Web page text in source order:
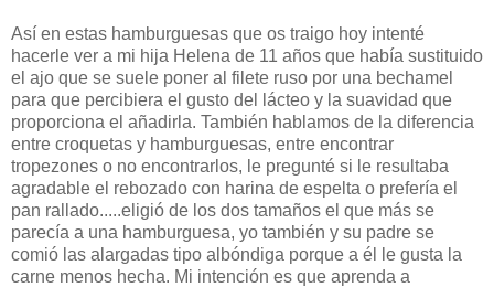
Así en estas hamburguesas que os traigo hoy intenté
hacerle ver a mi hija Helena de 11 años que había sustituido
el ajo que se suele poner al filete ruso por una bechamel
para que percibiera el gusto del lácteo y la suavidad que
proporciona el añadirla. También hablamos de la diferencia
entre croquetas y hamburguesas, entre encontrar
tropezones o no encontrarlos, le pregunté si le resultaba
agradable el rebozado con harina de espelta o prefería el
pan rallado.....eligió de los dos tamaños el que más se
parecía a una hamburguesa, yo también y su padre se
comió las alargadas tipo albóndiga porque a él le gusta la
carne menos hecha. Mi intención es que aprenda a